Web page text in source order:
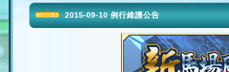
2015-09-10 例行維護公告